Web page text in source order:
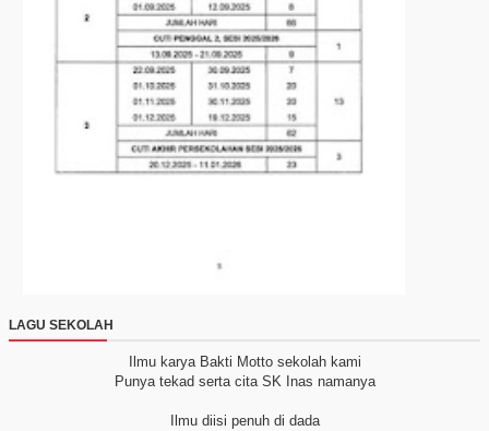
LAGU SEKOLAH
Ilmu karya Bakti Motto sekolah kami
Punya tekad serta cita SK Inas namanya
Ilmu diisi penuh di dada